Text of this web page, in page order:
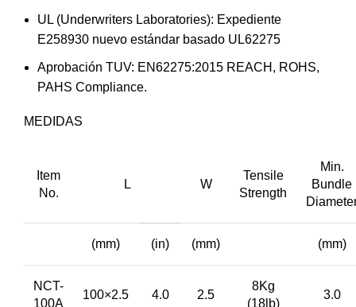
UL (Underwriters Laboratories): Expediente
E258930 nuevo estándar basado UL62275
Aprobación TUV: EN62275:2015 REACH, ROHS,
PAHS Compliance.
MEDIDAS
Item
No.
L W
Tensile
Strength
Min.
Bundle
(mm) (in) (mm) (mm)
NCT-
100A
100×2.5 4.0 2.5
8Kg
(18lb)
3.0